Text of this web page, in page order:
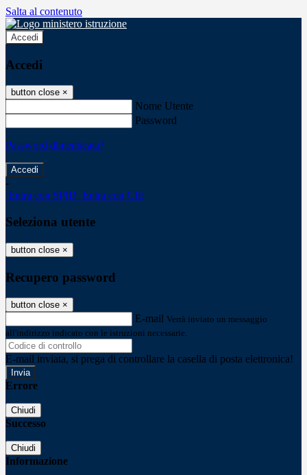
Salta al contenuto
Accedi
Accedi
button close ×
Nome Utente
Password
Password dimenticata?
-
Entra con SPID Entra con CIE
Seleziona utente
button close ×
Recupero password
button close ×
E-mail Verrà inviato un messaggio
all'indirizzo indicato con le istruzioni necessarie.
E-mail inviata, si prega di controllare la casella di posta elettronica!
Errore
Chiudi
Successo
Chiudi
Informazione